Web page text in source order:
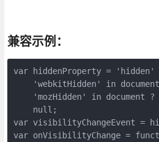
兼容示例：
var hiddenProperty =
'webkitHidden' in
'mozHidden' in document
    null;
var visibilityChangeEvent =
var onVisibilityChange =